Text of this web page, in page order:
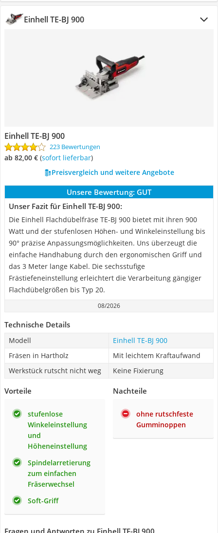
Einhell TE-BJ 900
Einhell TE-BJ 900
223 Bewertungen
ab 82,00 € ( Sofort lieferbar)
Preisvergleich und weitere Angebote
Unsere Bewertung: GUT
Unser Fazit für Einhell TE-BJ 900:
Die Einhell Flachdübelfräse TE-BJ 900 bietet mit ihren 900
Watt und der stufenlosen Höhen- und Winkeleinstellung bis
90° präzise Anpassungsmöglichkeiten. Uns überzeugt die
einfache Handhabung durch den ergonomischen Griff und
das 3 Meter lange Kabel. Die sechsstufige
Frästiefeneinstellung erleichtert die Verarbeitung gängiger
Flachdübelgrößen bis Typ 20.
08/2026
Technische Details
Modell
Einhell TE-BJ 900
Fräsen in Hartholz
Mit leichtem Kraftaufwand
Werkstück rutscht nicht weg
Keine Fixierung
Vorteile
stufenlose
Winkeleinstellung
und
Höheneinstellung
Spindelarretierung
zum einfachen
Fräserwechsel
Soft-Griff
Nachteile
ohne rutschfeste
Gumminoppen
Fragen und Antworten zu Einhell TE-BJ 900